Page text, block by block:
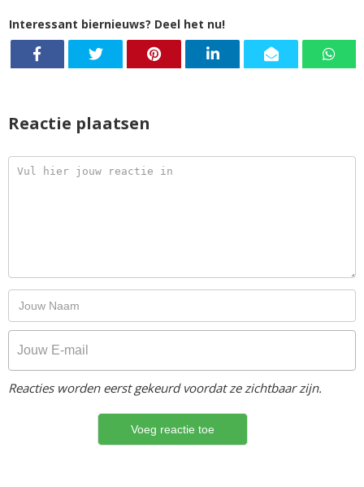
Interessant biernieuws? Deel het nu!
Reactie plaatsen
Reacties worden eerst gekeurd voordat ze zichtbaar zijn.